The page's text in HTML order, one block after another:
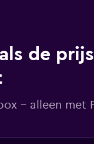
de
- alleen met